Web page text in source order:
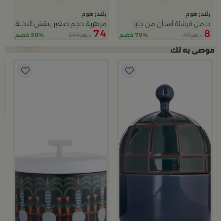
بلندز هوم
حامل فرشاة اسنان من جايا
8 درهم39 79% خصم
بلندز هوم
مزهرية حجم صغير بنقش النخلة
74 درهم149 50% خصم